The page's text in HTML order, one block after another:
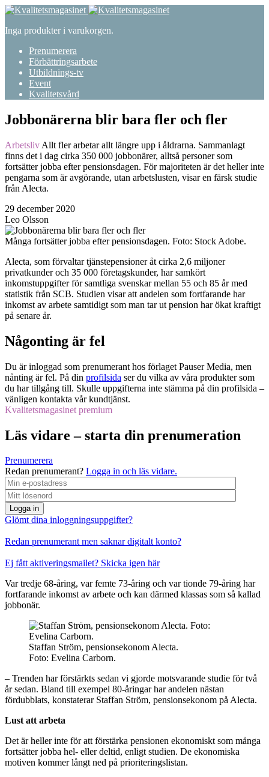
Inga produkter i varukorgen.
Prenumerera
Förbättringsarbete
Utbildnings-tv
Event
Kvalitetsvård
Jobbonärerna blir bara fler och fler
Arbetsliv Allt fler arbetar allt längre upp i åldrarna. Sammanlagt
finns det i dag cirka 350 000 jobbonärer, alltså personer som
fortsätter jobba efter pensionsdagen. För majoriteten är det heller inte
pengarna som är avgörande, utan arbetslusten, visar en färsk studie
från Alecta.
29 december 2020
Leo Olsson
Många fortsätter jobba efter pensionsdagen. Foto: Stock Adobe.
Alecta, som förvaltar tjänstepensioner åt cirka 2,6 miljoner
privatkunder och 35 000 företagskunder, har samkört
inkomstuppgifter för samtliga svenskar mellan 55 och 85 år med
statistik från SCB. Studien visar att andelen som fortfarande har
inkomst av arbete samtidigt som man tar ut pension har ökat kraftigt
på senare år.
Någonting är fel
Du är inloggad som prenumerant hos förlaget Pauser Media, men
nånting är fel. På din profilsida ser du vilka av våra produkter som
du har tillgång till. Skulle uppgifterna inte stämma på din profilsida –
vänligen kontakta vår kundtjänst.
Kvalitetsmagasinet premium
Läs vidare – starta din prenumeration
Prenumerera
Redan prenumerant? Logga in och läs vidare.
Logga in
Glömt dina inloggningsuppgifter?
Redan prenumerant men saknar digitalt konto?
Ej fått aktiveringsmailet? Skicka igen här
Var tredje 68-åring, var femte 73-åring och var tionde 79-åring har
fortfarande inkomst av arbete och kan därmed klassas som så kallad
jobbonär.
Staffan Ström, pensionsekonom Alecta.
Foto: Evelina Carborn.
– Trenden har förstärkts sedan vi gjorde motsvarande studie för två
år sedan. Bland till exempel 80-åringar har andelen nästan
fördubblats, konstaterar Staffan Ström, pensionsekonom på Alecta.
Lust att arbeta
Det är heller inte för att förstärka pensionen ekonomiskt som många
fortsätter jobba hel- eller deltid, enligt studien. De ekonomiska
motiven kommer långt ned på prioriteringslistan.